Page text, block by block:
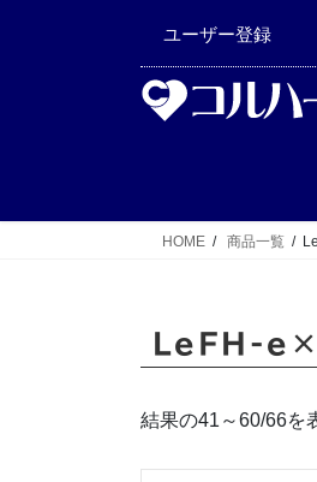
ユーザー登録
HOME 商品一覧
LeFH-
結果の41～60/66を